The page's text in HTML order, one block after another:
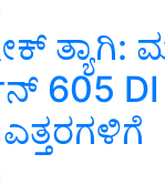
ತ್ಯಾಗಿ:
605